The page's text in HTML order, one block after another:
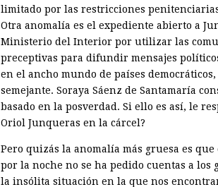
limitado por las restricciones
Otra anomalía es el expediente abierto a
Ministerio del Interior por utilizar las
preceptivas para difundir mensajes
en el ancho mundo de países
semejante. Soraya Sáenz de Santamaría
basado en la posverdad. Si ello es así, le
Oriol Junqueras en la cárcel?
Pero quizás la anomalía más gruesa es
por la noche no se ha pedido cuentas a los
la insólita situación en la que nos